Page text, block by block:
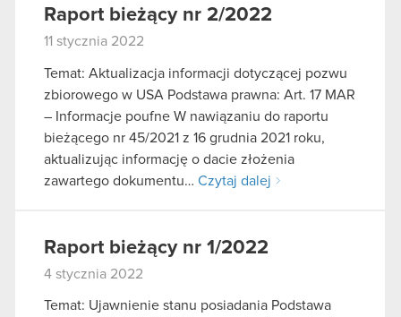
Raport bieżący nr 2/2022
11 stycznia 2022
Temat: Aktualizacja informacji dotyczącej pozwu
zbiorowego w USA Podstawa prawna: Art. 17 MAR
– Informacje poufne W nawiązaniu do raportu
bieżącego nr 45/2021 z 16 grudnia 2021 roku,
aktualizując informację o dacie złożenia
zawartego dokumentu… Czytaj dalej
Raport bieżący nr 1/2022
4 stycznia 2022
Temat: Ujawnienie stanu posiadania Podstawa